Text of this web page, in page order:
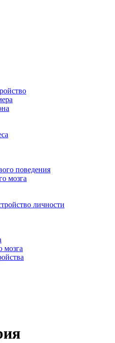
поведения
мозга
личности
мозга